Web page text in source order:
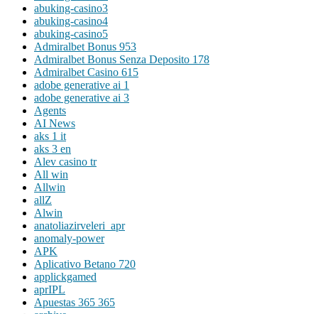
abuking-casino3
abuking-casino4
abuking-casino5
Admiralbet Bonus 953
Admiralbet Bonus Senza Deposito 178
Admiralbet Casino 615
adobe generative ai 1
adobe generative ai 3
Agents
AI News
aks 1 it
aks 3 en
Alev casino tr
All win
Allwin
allZ
Alwin
anatoliazirveleri_apr
anomaly-power
APK
Aplicativo Betano 720
applickgamed
aprIPL
Apuestas 365 365